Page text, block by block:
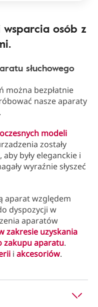
wsparcia osób z
słuchowego
można bezpłatnie
nasze aparaty
modeli
zostały
były eleganckie i
wyraźnie słyszeć
aparat względem
dyspozycji w
aparatów
zakresie uzyskania
zakupu aparatu.
i akcesoriów.